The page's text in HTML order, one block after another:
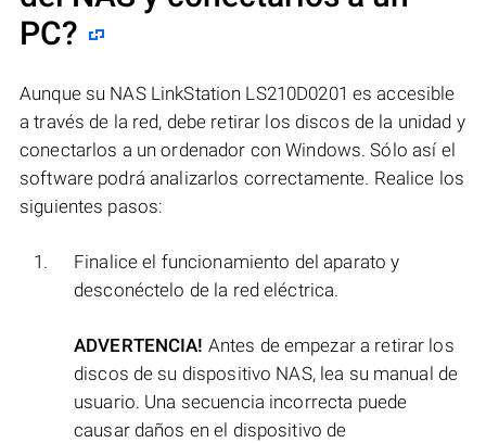
PC?
Aunque su NAS LinkStation LS210D0201 es accesible
a través de la red, debe retirar los discos de la unidad y
conectarlos a un ordenador con Windows. Sólo así el
software podrá analizarlos correctamente. Realice los
siguientes pasos:
Finalice el funcionamiento del aparato y
desconéctelo de la red eléctrica.
ADVERTENCIA! Antes de empezar a retirar los
discos de su dispositivo NAS, lea su manual de
usuario. Una secuencia incorrecta puede
causar daños en el dispositivo de